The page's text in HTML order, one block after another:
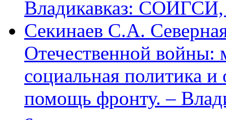
Владикавказ: СОИГСИ,
Секинаев С.А.
Отечественной войны:
социальная политика
помощь фронту. –